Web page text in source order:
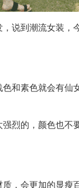
说到潮流女装，
和素色就会有仙
烈的，颜色也不
，会更加的显瘦